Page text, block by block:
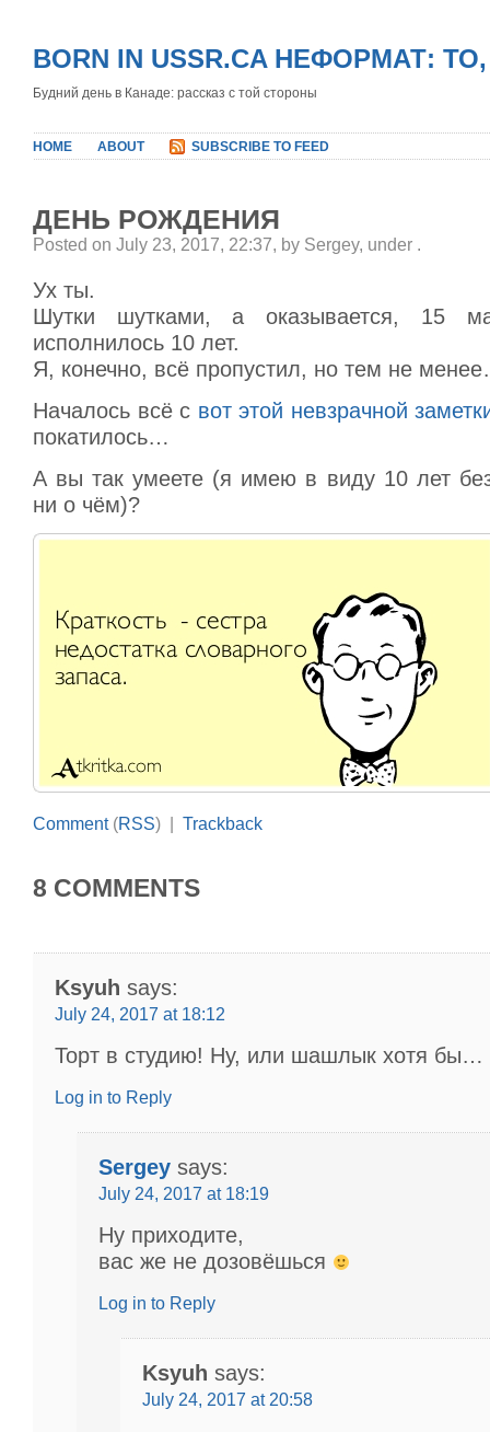
BORN IN USSR.CA НЕФОРМАТ:
Будний день в Канаде: рассказ с той стороны
HOME ABOUT SUBSCRIBE TO FEED
ДЕНЬ РОЖДЕНИЯ
Posted on July 23, 2017, 22:37, by Sergey, under .
Ух ты.
Шутки шутками, а оказывается, 15
исполнилось 10 лет.
Я, конечно, всё пропустил, но тем не
Началось всё с вот этой невзрачной
покатилось…
А вы так умеете (я имею в виду 10 лет
ни о чём)?
Comment(RSS) | Trackback
8 COMMENTS
Ksyuh says:
July 24, 2017 at 18:12
Торт в студию! Ну, или шашлык хотя бы…
Log in to Reply
Sergey says:
July 24, 2017 at 18:19
Ну приходите,
вас же не дозовёшься
Log in to Reply
Ksyuh says:
July 24, 2017 at 20:58